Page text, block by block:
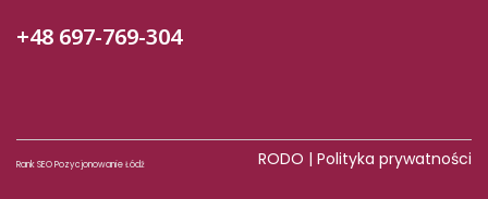
+48 697-769-304
Rank SEO Pozycjonowanie Łódź RODO | Polityka prywatności